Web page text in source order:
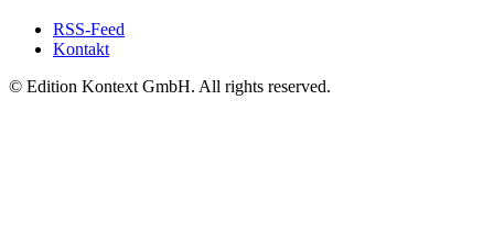
RSS-Feed
Kontakt
© Edition Kontext GmbH. All rights reserved.